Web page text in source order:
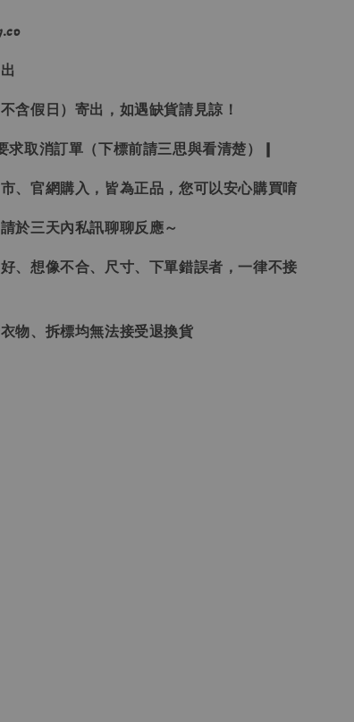
含假日）寄出，如遇缺貨請見諒！
求取消訂單（下標前請三思與看清楚）❙
、官網購入，皆為正品，您可以安心購買唷
於三天內私訊聊聊反應～
、想像不合、尺寸、下單錯誤者，一律不接
物、拆標均無法接受退換貨